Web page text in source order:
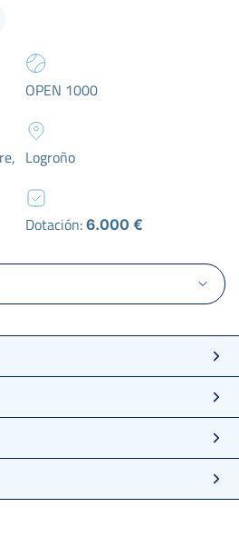
OPEN 1000
Logroño
Dotación: 6.000 €